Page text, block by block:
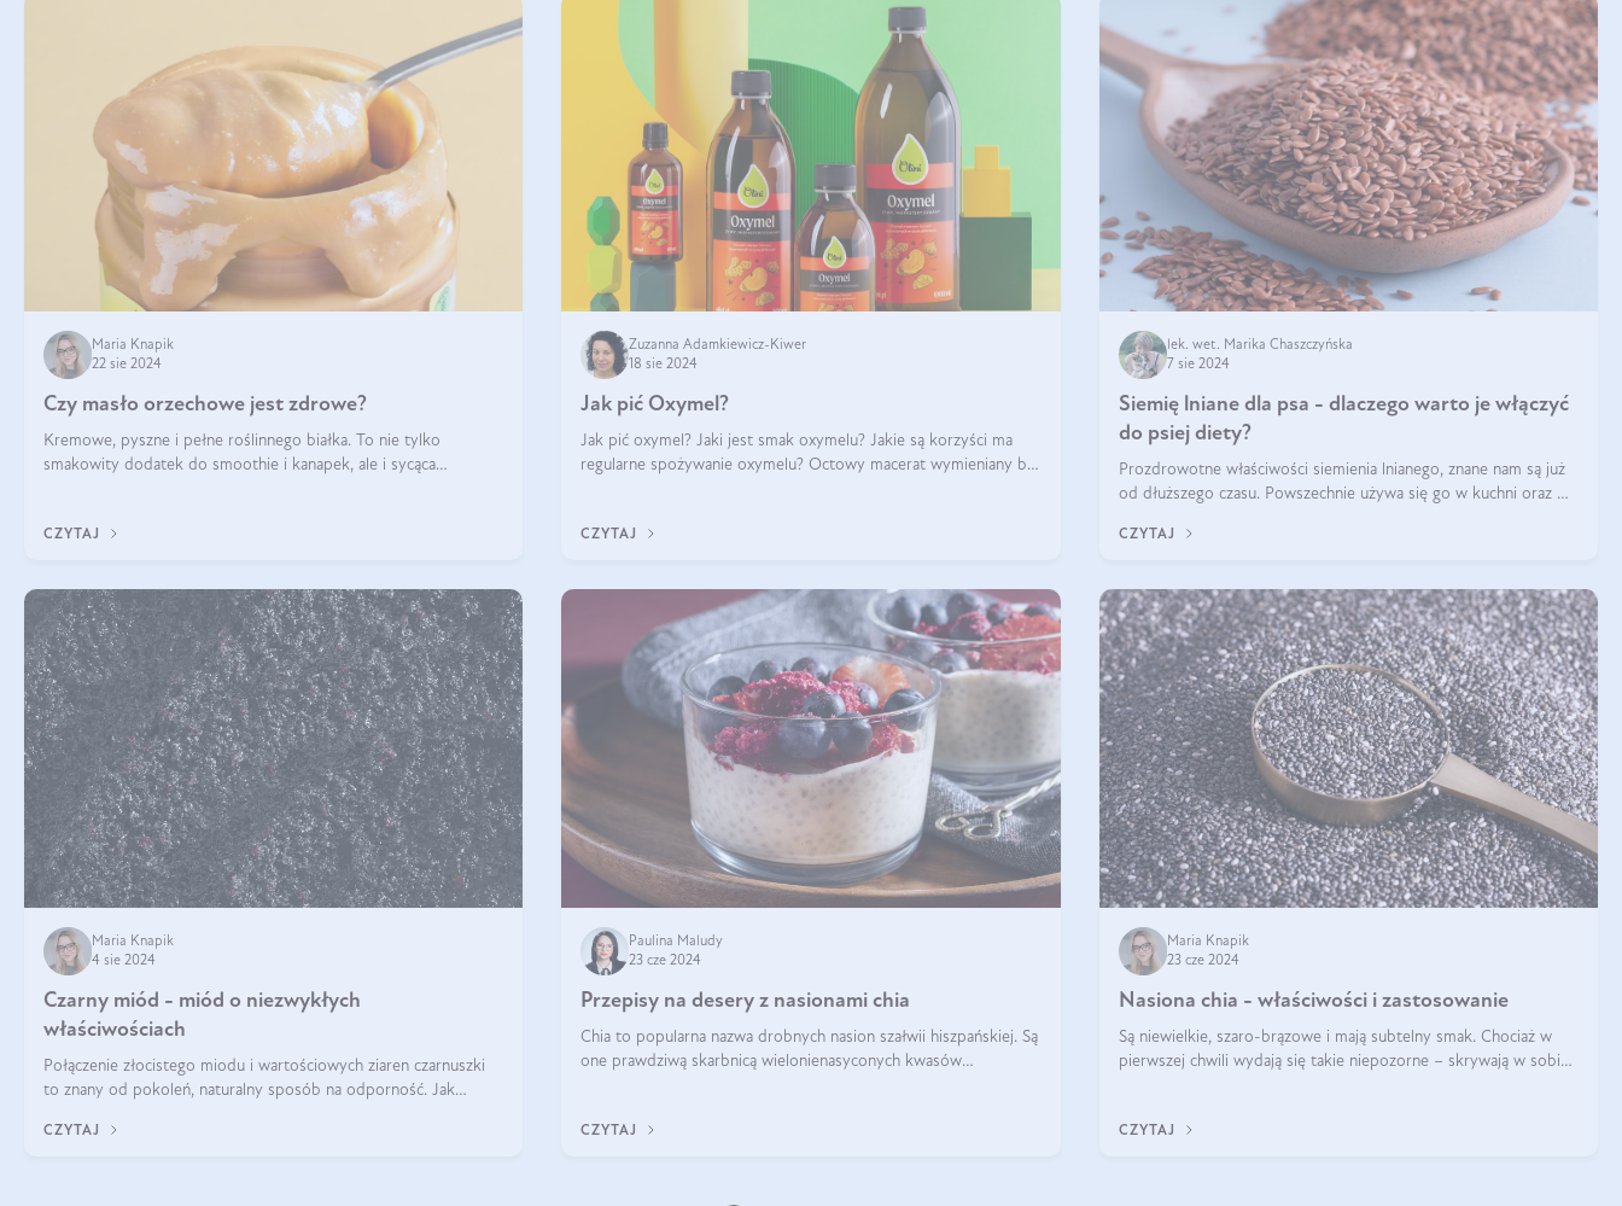
Maria Knapik
22 sie 2024
Czy masło orzechowe jest zdrowe?
Kremowe, pyszne i pełne roślinnego białka. To nie tylko
smakowity dodatek do smoothie i kanapek, ale i sycąca
CZYTAJ
Zuzanna Adamkiewicz-Kiwer
18 sie 2024
Jak pić Oxymel?
Jak pić oxymel? Jaki jest smak oxymelu? Jakie są korzyści ma
regularne spożywanie oxymelu? Octowy macerat wymieniany był
CZYTAJ
lek. wet. Marika Chaszczyńska
7 sie 2024
Siemię lniane dla psa - dlaczego warto je włączyć
do psiej diety?
Prozdrowotne właściwości siemienia lnianego, znane nam są już
od dłuższego czasu. Powszechnie używa się go w kuchni oraz w
właściwości odn
CZYTAJ
Maria Knapik
4 sie 2024
Czarny miód - miód o niezwykłych
właściwościach
Połączenie złocistego miodu i wartościowych ziaren czarnuszki
to znany od pokoleń, naturalny sposób na odporność. Jak
go wykorzystać? Wszys
CZYTAJ
Paulina Maludy
23 cze 2024
Przepisy na desery z nasionami chia
Chia to popularna nazwa drobnych nasion szałwii hiszpańskiej. Są
one prawdziwą skarbnicą wielonienasyconych kwasów
CZYTAJ
Maria Knapik
23 cze 2024
Nasiona chia - właściwości i zastosowanie
Są niewielkie, szaro-brązowe i mają subtelny smak. Chociaż w
pierwszej chwili wydają się takie niepozorne – skrywają w sobie
CZYTAJ